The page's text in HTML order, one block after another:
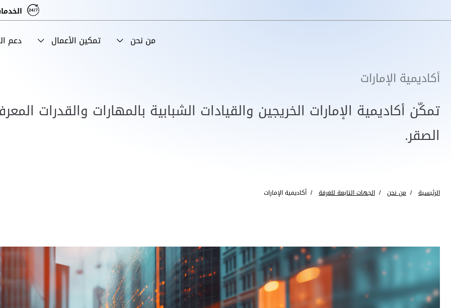
من نحن تمكين الأعمال دعم
أكاديمية الإمارات
تمكّن أكاديمية الإمارات الخريجين والقيادات الشبابية بالمهارات والقدرات
الصقر.
الرئيسية من نحن الجهات التابعة للغرفة أكاديمية الإمارات